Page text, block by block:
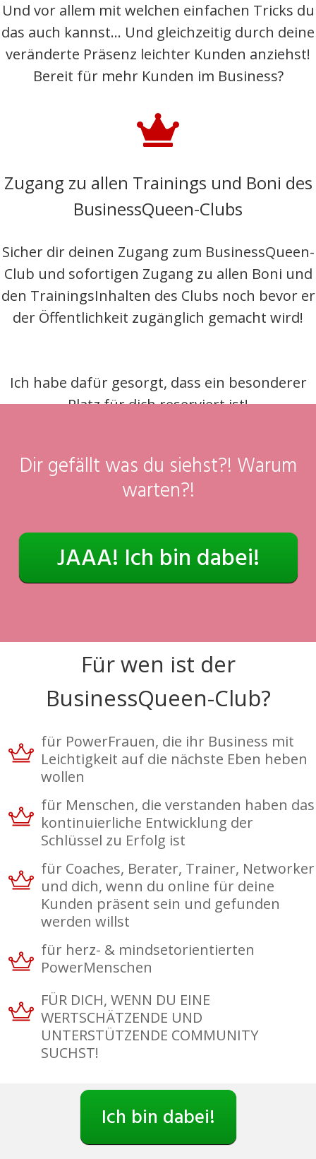
Und vor allem mit welchen einfachen Tricks du
das auch kannst... Und gleichzeitig durch deine
veränderte Präsenz leichter Kunden anziehst!
Bereit für mehr Kunden im Business?
Zugang zu allen Trainings und Boni des
BusinessQueen-Clubs
Sicher dir deinen Zugang zum BusinessQueen-
Club und sofortigen Zugang zu allen Boni und
den TrainingsInhalten des Clubs noch bevor er
der Öffentlichkeit zugänglich gemacht wird!
Ich habe dafür gesorgt, dass ein besonderer
Platz für dich reserviert ist!
Dir gefällt was du siehst?! Warum
warten?!
JAAA! Ich bin dabei!
Für wen ist der
BusinessQueen-Club?
für PowerFrauen, die ihr Business mit
Leichtigkeit auf die nächste Eben heben
wollen
für Menschen, die verstanden haben das
kontinuierliche Entwicklung der
Schlüssel zu Erfolg ist
für Coaches, Berater, Trainer, Networker
und dich, wenn du online für deine
Kunden präsent sein und gefunden
werden willst
für herz- & mindsetorientierten
PowerMenschen
FÜR DICH, WENN DU EINE
WERTSCHÄTZENDE UND
UNTERSTÜTZENDE COMMUNITY
SUCHST!
Ich bin dabei!